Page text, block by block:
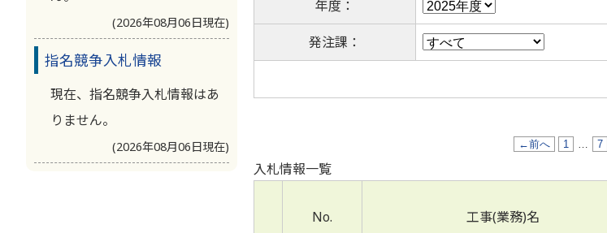
(2026年08月06日現在)
指名競争入札情報
現在、指名競争入札情報はあ
りません。
(2026年08月06日現在)
年度：
発注課：
←前へ 1 … 7
入札情報一覧
No. 工事(業務)名